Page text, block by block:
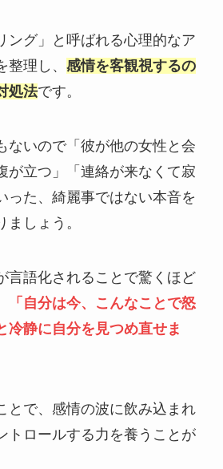
ング」と呼ばれる心理的なア
理し、 感情を客観視するの
処法です。
ないので「彼が他の女性と会
が立つ」「連絡が来なくて寂
った、綺麗事ではない本音を
しょう。
言語化されることで驚くほど
「自分は今、こんなことで怒
冷静に自分を見つめ直せま
とで、感情の波に飲み込まれ
トロールする力を養うことが